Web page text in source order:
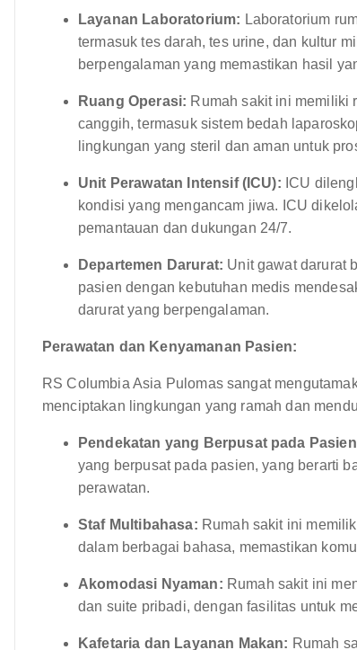
Layanan Laboratorium: Laboratorium
termasuk tes darah, tes urine, dan kultur
berpengalaman yang memastikan hasil
Ruang Operasi: Rumah sakit ini memiliki
canggih, termasuk sistem bedah
lingkungan yang steril dan aman untuk
Unit Perawatan Intensif (ICU): ICU
kondisi yang mengancam jiwa. ICU
pemantauan dan dukungan 24/7.
Departemen Darurat: Unit gawat darurat
pasien dengan kebutuhan medis
darurat yang berpengalaman.
Perawatan dan Kenyamanan Pasien:
RS Columbia Asia Pulomas sangat
menciptakan lingkungan yang ramah dan
Pendekatan yang Berpusat pada
yang berpusat pada pasien, yang berarti
perawatan.
Staf Multibahasa: Rumah sakit ini
dalam berbagai bahasa, memastikan
Akomodasi Nyaman: Rumah sakit ini
dan suite pribadi, dengan fasilitas untuk
Kafetaria dan Layanan Makan: Rumah